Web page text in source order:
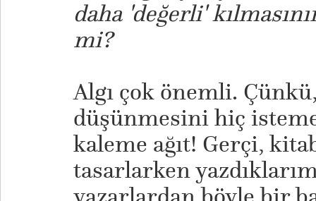
daha 'değerli'
mi?
Algı çok önemli.
düşünmesini hiç
kaleme ağıt! Gerçi,
tasarlarken